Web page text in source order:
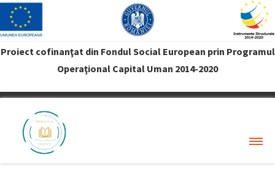
Proiect cofinanţat din Fondul Social European prin Programul
Operaţional Capital Uman 2014-2020
VREAU PROFIT